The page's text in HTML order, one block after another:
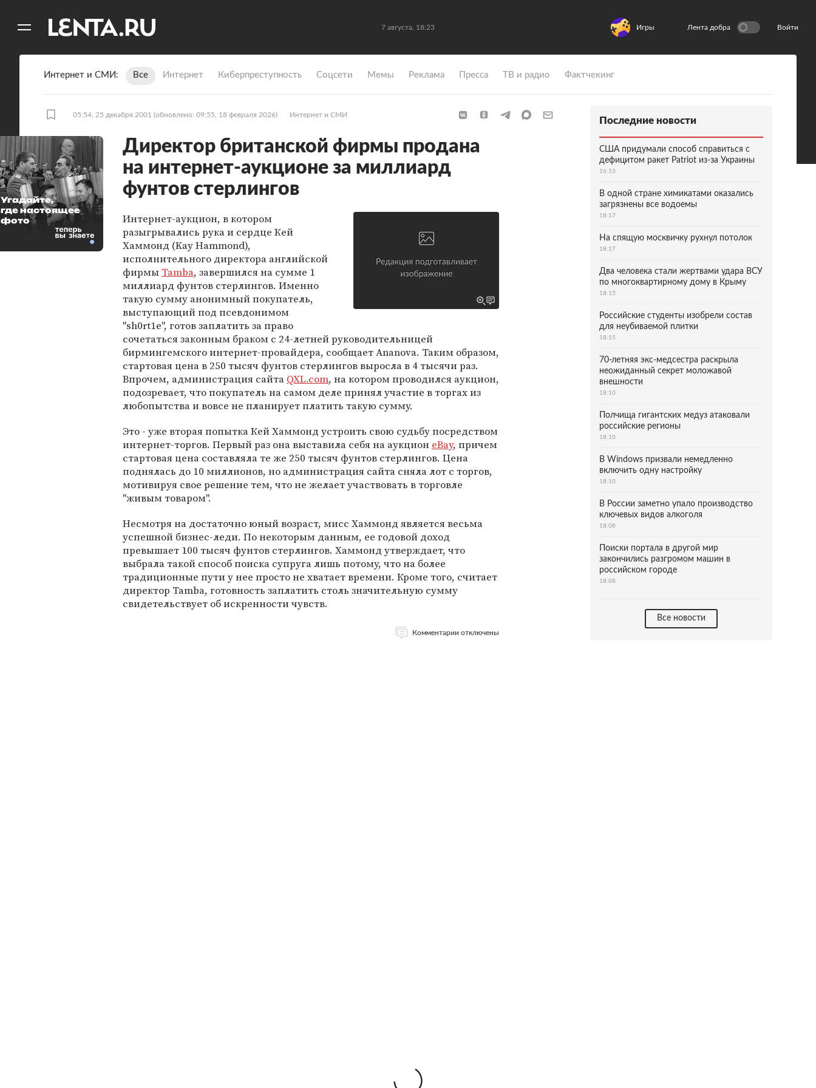
7 августа, 18:23 Игры Лента добра Войти
Интернет и СМИ Все Интернет Киберпреступность Coцсети Мемы Реклама Пресса ТВ и радио Фактчекинг
05:54, 25 декабря 2001 (обновлено: 09:55, 18 февраля 2026) Интернет и СМИ
Директор британской фирмы продана
на интернет-аукционе за миллиард
фунтов стерлингов
Интернет-аукцион, в котором
разыгрывались рука и сердце Кей
Хаммонд (Kay Hammond),
исполнительного директора английской
фирмы Tamba, завершился на сумме 1
миллиард фунтов стерлингов. Именно
такую сумму анонимный покупатель,
выступающий под псевдонимом
"sh0rt1e", готов заплатить за право
сочетаться законным браком с 24-летней руководительницей
бирмингемского интернет-провайдера, сообщает Ananova. Таким образом,
стартовая цена в 250 тысяч фунтов стерлингов выросла в 4 тысячи раз.
Впрочем, администрация сайта QXL.com, на котором проводился аукцион,
подозревает, что покупатель на самом деле принял участие в торгах из
любопытства и вовсе не планирует платить такую сумму.
Это - уже вторая попытка Кей Хаммонд устроить свою судьбу посредством
интернет-торгов. Первый раз она выставила себя на аукцион eBay, причем
стартовая цена составляла те же 250 тысяч фунтов стерлингов. Цена
поднялась до 10 миллионов, но администрация сайта сняла лот с торгов,
мотивируя свое решение тем, что не желает участвовать в торговле
"живым товаром".
Несмотря на достаточно юный возраст, мисс Хаммонд является весьма
успешной бизнес-леди. По некоторым данным, ее годовой доход
превышает 100 тысяч фунтов стерлингов. Хаммонд утверждает, что
выбрала такой способ поиска супруга лишь потому, что на более
традиционные пути у нее просто не хватает времени. Кроме того, считает
директор Tamba, готовность заплатить столь значительную сумму
свидетельствует об искренности чувств.
Комментарии отключены
Угадайте,
где настоящее
фото
Последние новости
США придумали способ справиться с
дефицитом ракет Patriot из-за Украины
16:53
В одной стране химикатами оказались
загрязнены все водоемы
18:17
На спящую москвичку рухнул потолок
18:17
Два человека стали жертвами удара ВСУ
по многоквартирному дому в Крыму
18:15
Российские студенты изобрели состав
для неубиваемой плитки
18:15
70-летняя экс-медсестра раскрыла
неожиданный секрет моложавой
внешности
18:10
Полчища гигантских медуз атаковали
российские регионы
18:10
В Windows призвали немедленно
включить одну настройку
18:10
В России заметно упало производство
ключевых видов алкоголя
18:08
Поиски портала в другой мир
закончились разгромом машин в
российском городе
18:08
Все новости